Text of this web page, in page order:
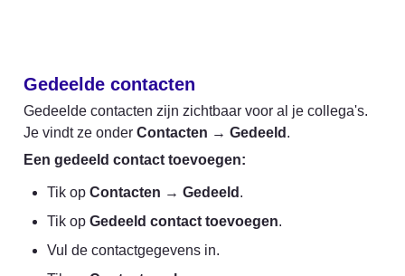
Gedeelde contacten
Gedeelde contacten zijn zichtbaar voor al je collega's.
Je vindt ze onder Contacten → Gedeeld .
Een gedeeld contact toevoegen:
Tik op Contacten → Gedeeld .
Tik op Gedeeld contact toevoegen.
Vul de contactgegevens in.